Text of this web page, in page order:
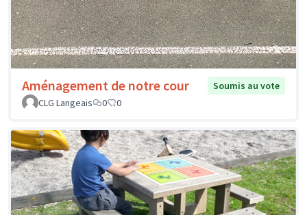
Aménagement de notre cour
Soumis au vote
CLG Langeais
0 0